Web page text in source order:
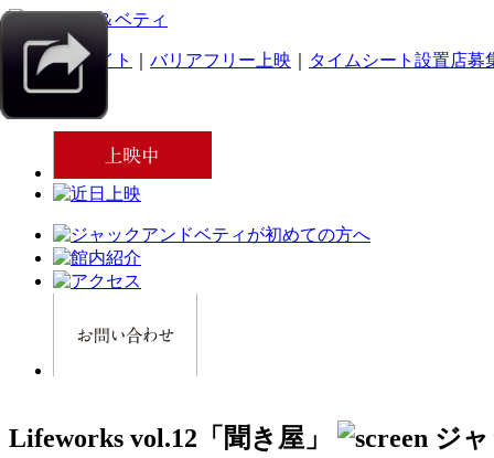
スマホサイト バリアフリー上映 タイムシート設置店募
Lifeworks vol.12「聞き屋」